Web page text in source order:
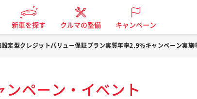
新車を探す クルマの整備 キャンペーン
定型クレジットバリュー保証プラン実質年率2.9％キャンペーン実施
ンペーン・イベント